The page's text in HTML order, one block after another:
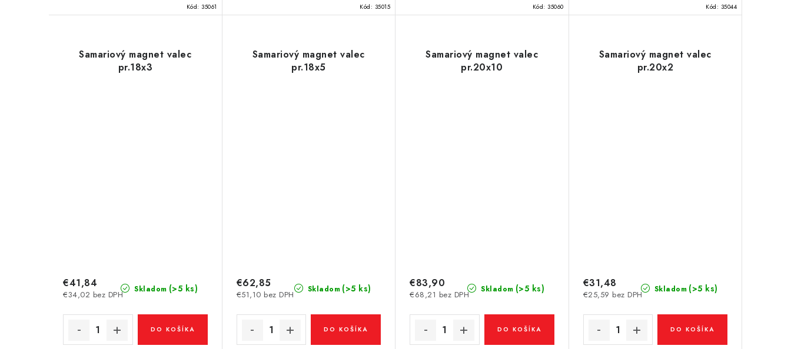
Kód: 35061 Kód: 35015 Kód: 35060 Kód: 35044
Samariový magnet valec
pr.18x3
Skladom (>5 ks)
€34,02 bez DPH
€41,84
DO KOŠÍKA
Samariový magnet valec
pr.18x5
Skladom (>5 ks)
€51,10 bez DPH
€62,85
DO KOŠÍKA
Samariový magnet valec
pr.20x10
Skladom (>5 ks)
€68,21 bez DPH
€83,90
DO KOŠÍKA
Samariový magnet valec
pr.20x2
Skladom (>5 ks)
€25,59 bez DPH
€31,48
DO KOŠÍKA